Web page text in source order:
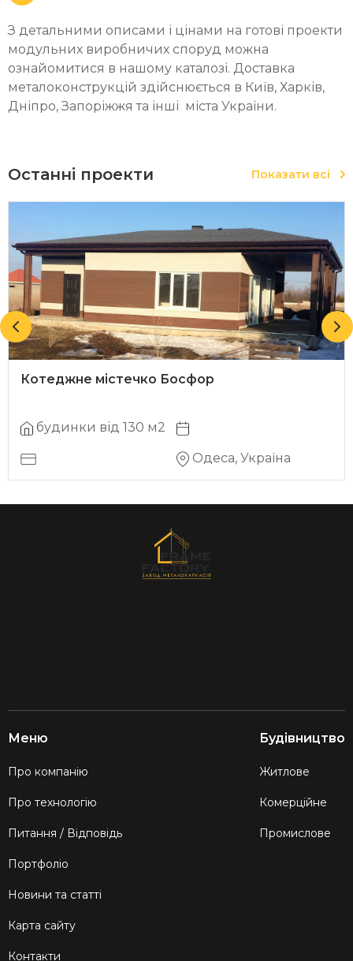
З детальними описами і цінами на готові проекти
модульних виробничих споруд можна
ознайомитися в нашому каталозі. Доставка
металоконструкцій здійснюється в Київ, Харків,
Дніпро, Запоріжжя та інші міста України.
Останні проекти Показати всі
Котеджне містечко Босфор
будинки від 130 м2
Одеса, Україна
Меню
Про компанію
Про технологію
Питання / Відповідь
Портфоліо
Новини та статті
Карта сайту
Контакти
Будівництво
Житлове
Комерційне
Промислове